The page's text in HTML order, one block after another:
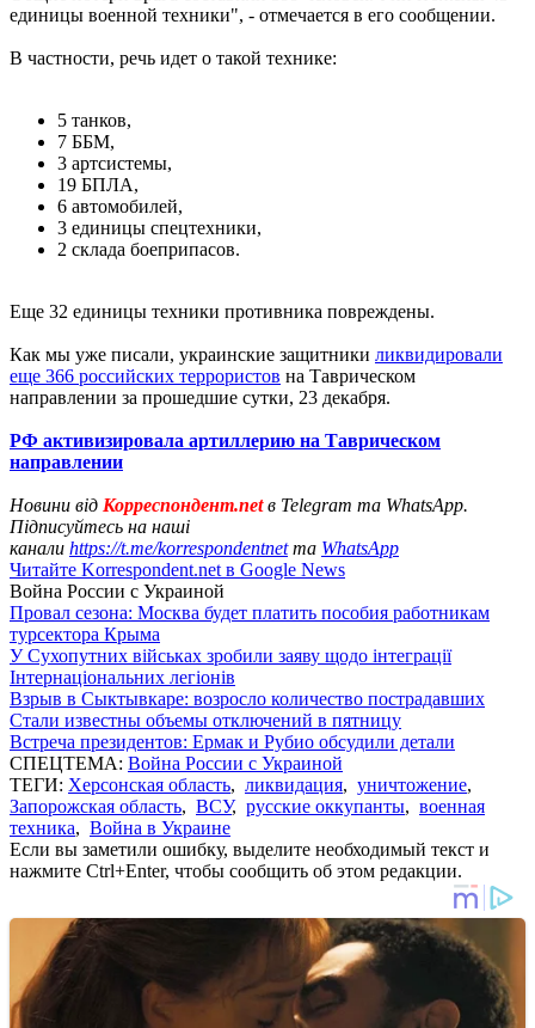
единицы военной техники", - отмечается в его сообщении.
В частности, речь идет о такой технике:
5 танков,
7 ББМ,
3 артсистемы,
19 БПЛА,
6 автомобилей,
3 единицы спецтехники,
2 склада боеприпасов.
Еще 32 единицы техники противника повреждены.
Как мы уже писали, украинские защитники ликвидировали
еще 366 российских террористов на Таврическом
направлении за прошедшие сутки, 23 декабря.
РФ активизировала артиллерию на Таврическом
направлении
Новини від Корреспондент.netв Telegram та WhatsApp.
Підписуйтесь на наші
канали https://t.me/korrespondentnetта WhatsApp
Читайте Korrespondent.net в Google News
Война России с Украиной
Провал сезона: Москва будет платить пособия работникам
турсектора Крыма
У Сухопутних військах зробили заяву щодо інтеграції
Інтернаціональних легіонів
Взрыв в Сыктывкаре: возросло количество пострадавших
Стали известны объемы отключений в пятницу
Встреча президентов: Ермак и Рубио обсудили детали
СПЕЦТЕМА: Война России с Украиной
ТЕГИ: Херсонская область, ликвидация, уничтожение,
Запорожская область, ВСУ, русские оккупанты, военная
техника, Война в Украине
Если вы заметили ошибку, выделите необходимый текст и
нажмите Ctrl+Enter, чтобы сообщить об этом редакции.